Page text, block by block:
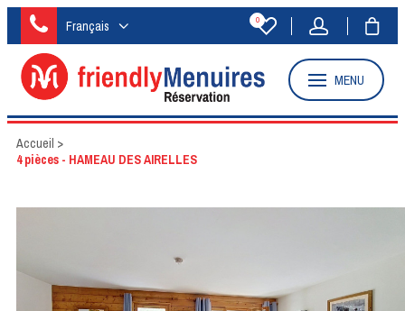
Français 0
MENU
Accueil >
4 pièces - HAMEAU DES AIRELLES